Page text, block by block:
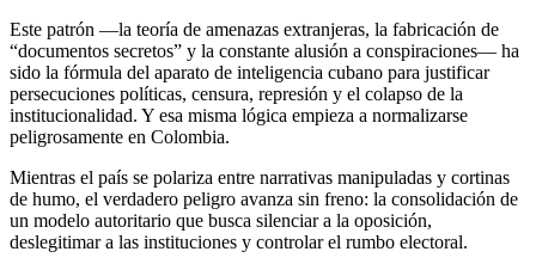
Este patrón —la teoría de amenazas extranjeras, la fabricación de
“documentos secretos” y la constante alusión a conspiraciones— ha
sido la fórmula del aparato de inteligencia cubano para justificar
persecuciones políticas, censura, represión y el colapso de la
institucionalidad. Y esa misma lógica empieza a normalizarse
peligrosamente en Colombia.
Mientras el país se polariza entre narrativas manipuladas y cortinas
de humo, el verdadero peligro avanza sin freno: la consolidación de
un modelo autoritario que busca silenciar a la oposición,
deslegitimar a las instituciones y controlar el rumbo electoral.